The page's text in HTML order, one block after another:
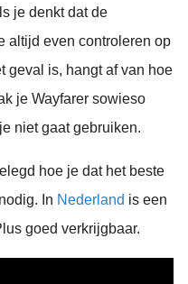
je denkt dat de
altijd even controleren op
geval is, hangt af van hoe
je Wayfarer sowieso
niet gaat gebruiken.
hoe je dat het beste
In Nederland is een
goed verkrijgbaar.